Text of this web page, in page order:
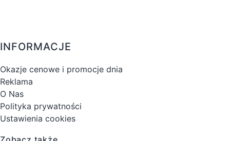
INFORMACJE
Okazje cenowe i promocje dnia
Reklama
O Nas
Polityka prywatności
Ustawienia cookies